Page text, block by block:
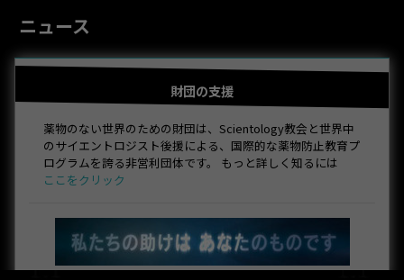
ニュース
財団の支援
薬物のない世界のための財団は、Scientology教会と世界中
のサイエントロジスト後援による、国際的な薬物防止教育プ
ログラムを誇る非営利団体です。 もっと詳しく知るには
ここをクリック